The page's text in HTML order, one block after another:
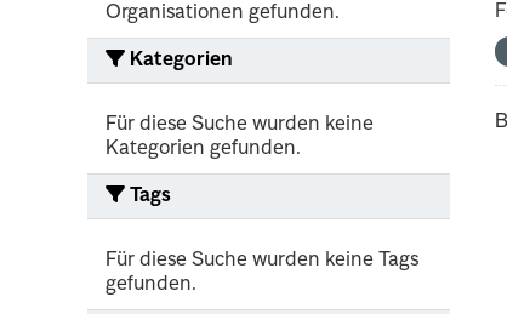
Organisationen gefunden.
Kategorien
Für diese Suche wurden keine
Kategorien gefunden.
Tags
Für diese Suche wurden keine Tags
gefunden.